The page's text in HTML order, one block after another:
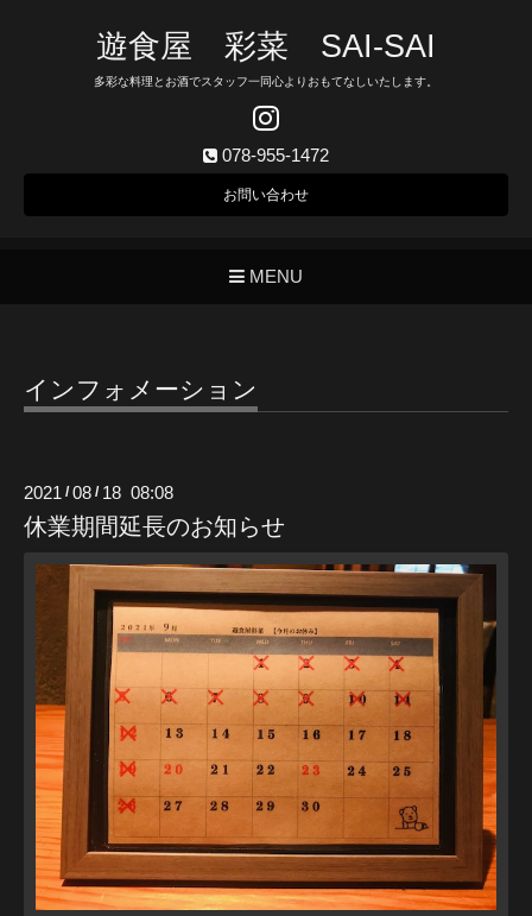
遊食屋 彩菜 SAI‐SAI
多彩な料理とお酒でスタッフ一同心よりおもてなしいたします。
078-955-1472
お問い合わせ
MENU
インフォメーション
2021 /08 / 18 08:08
休業期間延長のお知らせ